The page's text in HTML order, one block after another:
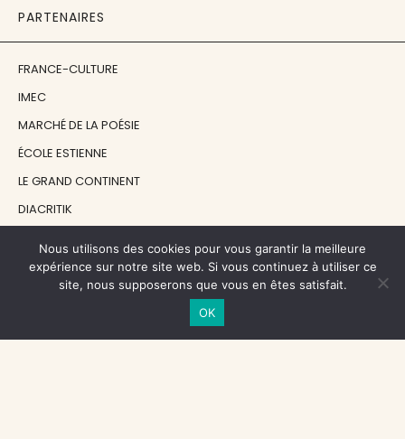
PARTENAIRES
FRANCE-CULTURE
IMEC
MARCHÉ DE LA POÉSIE
ÉCOLE ESTIENNE
LE GRAND CONTINENT
DIACRITIK
NOS SOUTIENS
CENTRE NATIONAL DU LIVRE
Nous utilisons des cookies pour vous garantir la meilleure
expérience sur notre site web. Si vous continuez à utiliser ce
site, nous supposerons que vous en êtes satisfait.
OK